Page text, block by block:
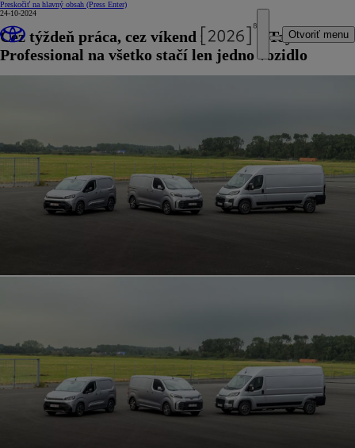
Preskočiť na hlavný obsah (Press Enter)
Otvoriť menu
24-10-2024
Cez týždeň práca, cez víkend zábava. S Toyota
Professional na všetko stačí len jedno vozidlo